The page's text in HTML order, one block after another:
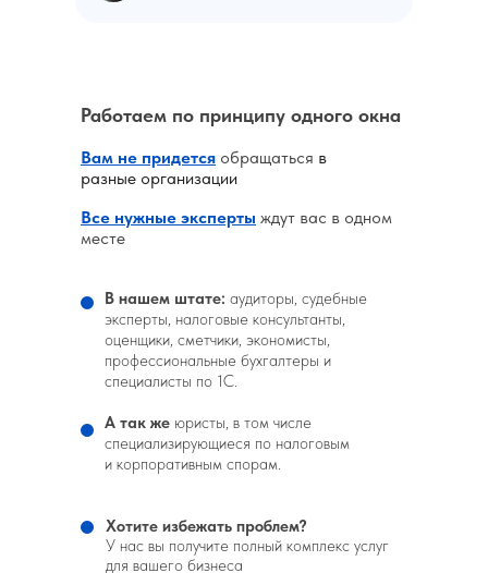
Хотите избежать проблем?
У нас вы получите полный комплекс услуг
для вашего бизнеса
Вам не придется обращаться в
разные организации
Работаем по принципу одного окна
В нашем штате: аудиторы, судебные
эксперты, налоговые консультанты,
оценщики, сметчики, экономисты,
профессиональные бухгалтеры и
специалисты по 1С.
А так же юристы, в том числе
специализирующиеся по налоговым
и корпоративным спорам.
Все нужные эксперты ждут вас в одном
месте